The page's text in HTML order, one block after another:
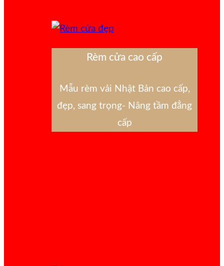
Rèm cửa cao cấp
Mẫu rèm vải Nhật Bản cao cấp,
đẹp, sang trọng- Nâng tầm đẳng
cấp